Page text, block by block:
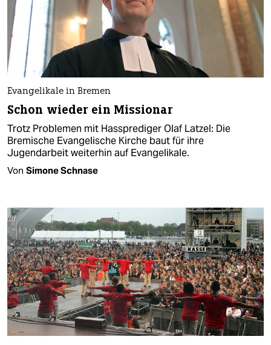
Evangelikale in Bremen
Schon wieder ein Missionar
Trotz Problemen mit Hassprediger Olaf Latzel: Die
Bremische Evangelische Kirche baut für ihre
Jugendarbeit weiterhin auf Evangelikale.
Von Simone Schnase